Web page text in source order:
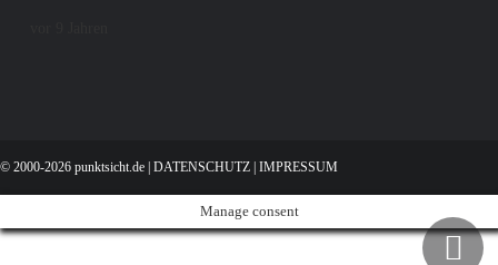
© 2000-2026 punktsicht.de | DATENSCHUTZ | IMPRESSUM
Manage consent